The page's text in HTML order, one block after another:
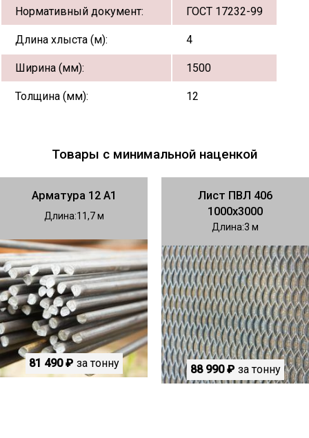
Нормативный документ: ГОСТ 17232-99
Длина хлыста (м): 4
Ширина (мм): 1500
Толщина (мм): 12
Товары с минимальной наценкой
Арматура 12 А1
Длина 11,7
81 490 ₽ за тонну
Лист ПВЛ 406
1000х3000
Длина 3
88 990 ₽ за тонну